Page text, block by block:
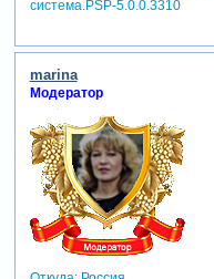
система.PSP-5.0.0.3310
marina
Модератор